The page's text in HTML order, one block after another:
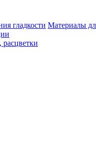
Материалы